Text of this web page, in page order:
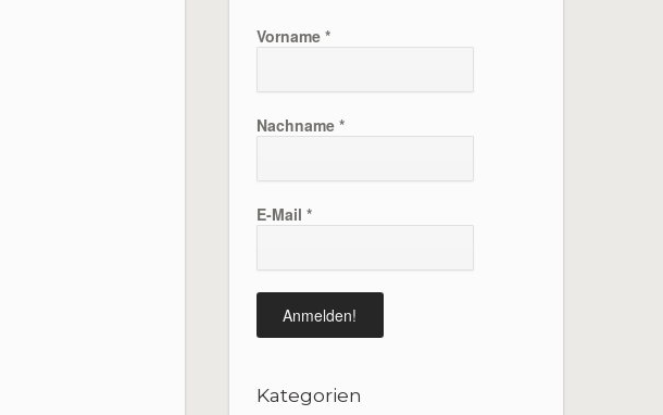
Vorname *
Nachname *
E-Mail *
Kategorien